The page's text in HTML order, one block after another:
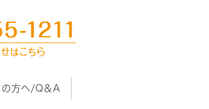
の方へ/Q＆A